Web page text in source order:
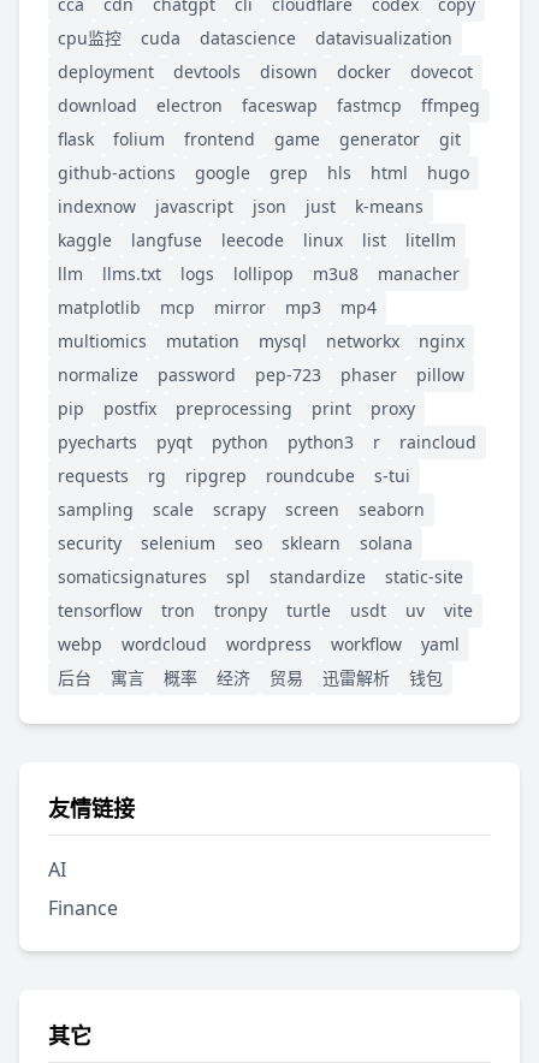
cpu监控
cuda datascience
datavisualization
deployment
devtools disown docker
dovecot
download
electron faceswap fastmcp
ffmpeg
flask
folium frontend game generator
git
github-actions
google grep hls html
hugo
indexnow
javascript json just
k-means
kaggle
langfuse leecode linux list
litellm
llm
llms.txt logs lollipop m3u8
manacher
matplotlib
mcp mirror mp3
mp4
multiomics
mutation mysql networkx
nginx
normalize
password pep-723 phaser
pillow
pip
postfix preprocessing print
proxy
pyecharts
pyqt python python3 r
raincloud
requests
rg ripgrep roundcube
s-tui
sampling
scale scrapy screen
seaborn
security
selenium seo sklearn
solana
somaticsignatures
spl standardize
static-site
tensorflow
tron tronpy turtle usdt uv
vite
webp
wordcloud wordpress workflow
yaml
后台
寓言 概率 经济 贸易 迅雷解析 钱包
友情链接
AI
Finance
其它